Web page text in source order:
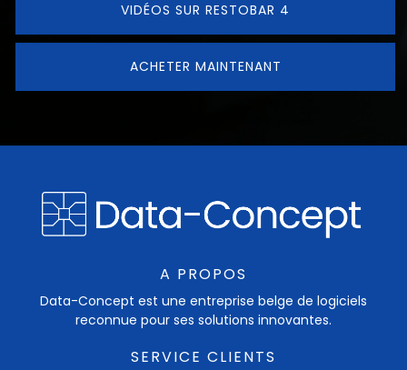
VIDÉOS SUR RESTOBAR 4
ACHETER MAINTENANT
A PROPOS
Data-Concept est une entreprise belge de logiciels
reconnue pour ses solutions innovantes.
SERVICE CLIENTS